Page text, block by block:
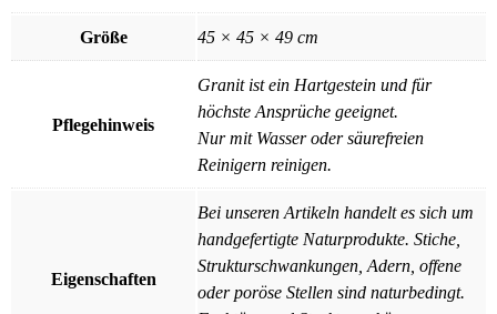
Größe 45 × 45 × 49 cm
Pflegehinweis
Granit ist ein Hartgestein und für
höchste Ansprüche geeignet.
Nur mit Wasser oder säurefreien
Reinigern reinigen.
Eigenschaften
Bei unseren Artikeln handelt es sich um
handgefertigte Naturprodukte. Stiche,
Strukturschwankungen, Adern, offene
oder poröse Stellen sind naturbedingt.